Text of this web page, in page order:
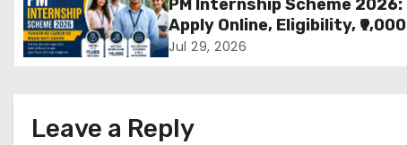
v
i
a
मांग
PM Internship Scheme 2026:
Apply Online, Eligibility, ₹9,000
Stipend, Benefits, Selection
Jul 29, 2026
Leave a Reply